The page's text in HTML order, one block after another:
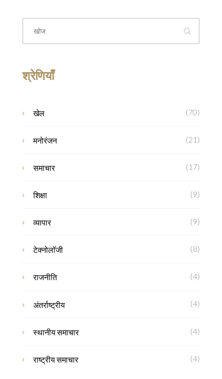
श्रेणियाँ
खेल (70)
मनोरंजन (21)
समाचार (17)
शिक्षा (9)
व्यापार (9)
टेक्नोलॉजी (8)
राजनीति (4)
अंतर्राष्ट्रीय (4)
स्थानीय समाचार (4)
राष्ट्रीय समाचार (4)